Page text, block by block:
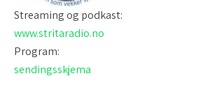
Streaming og podkast:
www.stritaradio.no
Program:
sendingsskjema